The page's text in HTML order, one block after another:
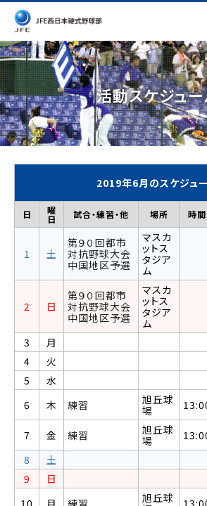
活動スケジュ
2019年6月のスケジュ
日 曜
日 試合・練習・他 場所 時間
1 土
第９０回都市
対抗野球大会
中国地区予選
マスカ
ットス
タジア
ム
2 日
第９０回都市
対抗野球大会
中国地区予選
マスカ
ットス
タジア
ム
3
月
4
火
5
水
6
木 練習
旭丘球
場
7 金 練習
旭丘球
場
8
土
9
日
10
月 練習
旭丘球